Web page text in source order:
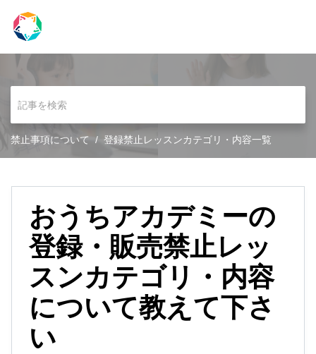
禁止事項について 登録禁止レッスンカテゴリ・内容一覧
おうちアカデミーの
登録・販売禁止レッ
スンカテゴリ・内容
について教えて下さ
い